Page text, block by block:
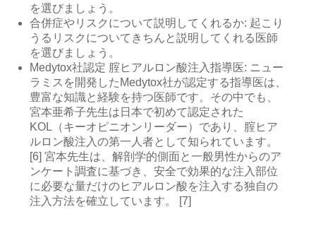
を選びましょう。
合併症やリスクについて説明してくれるか: 起こり
うるリスクについてきちんと説明してくれる医師
を選びましょう。
Medytox社認定 腟ヒアルロン酸注入指導医: ニュー
ラミスを開発したMedytox社が認定する指導医は、
豊富な知識と経験を持つ医師です。その中でも、
宮本亜希子先生は日本で初めて認定された
KOL（キーオピニオンリーダー）であり、腟ヒア
ルロン酸注入の第一人者として知られています。
[6] 宮本先生は、解剖学的側面と一般男性からのア
ンケート調査に基づき、安全で効果的な注入部位
に必要な量だけのヒアルロン酸を注入する独自の
注入方法を確立しています。 [7]